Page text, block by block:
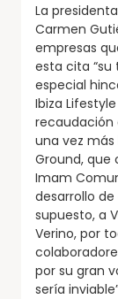
La
Carmen
empresas
esta cita “su
especial
Ibiza
recaudación
una vez más
Ground, que
Imam
desarrollo
supuesto, a
Verino, por
por su gran
sería